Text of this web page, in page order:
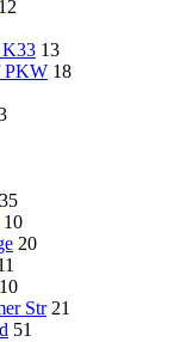
12
K33 13
PKW 18
35
10
20
10
Str 21
51